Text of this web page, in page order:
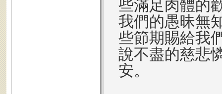
些滿足肉體的
我們的愚昧無
些節期賜給我
說不盡的慈悲
安。